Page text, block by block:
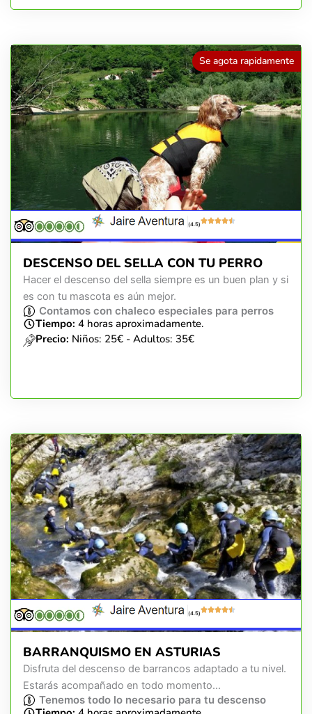
Se agota rapidamente
(4.5)
DESCENSO DEL SELLA CON TU PERRO
Hacer el descenso del sella siempre es un buen plan y si
es con tu mascota es aún mejor.
Contamos con chaleco especiales para perros
Tiempo: 4 horas aproximadamente.
Precio: Niños: 25€ - Adultos: 35€
(4.5)
BARRANQUISMO EN ASTURIAS
Disfruta del descenso de barrancos adaptado a tu nivel.
Estarás acompañado en todo momento...
Tenemos todo lo necesario para tu descenso